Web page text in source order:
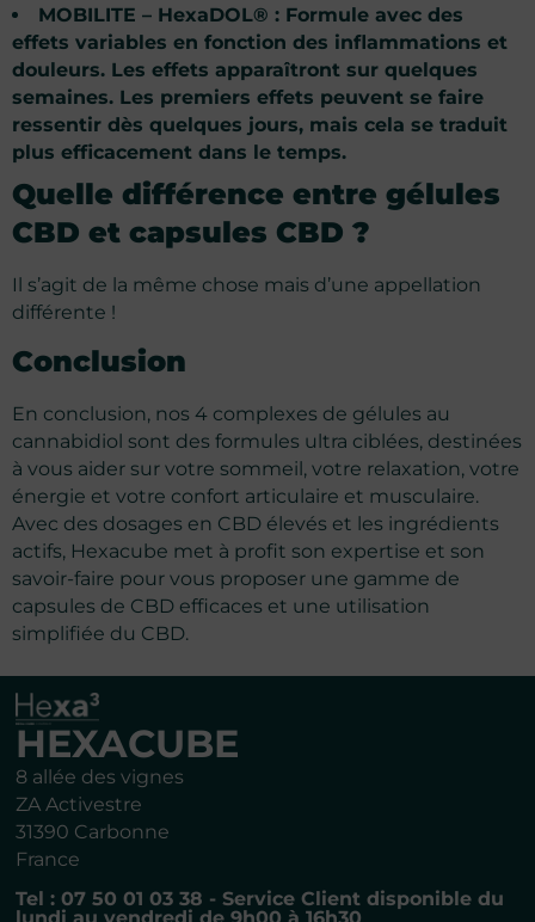
MOBILITE – HexaDOL® : Formule avec des
effets variables en fonction des inflammations et
douleurs. Les effets apparaîtront sur quelques
semaines. Les premiers effets peuvent se faire
ressentir dès quelques jours, mais cela se traduit
plus efficacement dans le temps.
Quelle différence entre gélules
CBD et capsules CBD ?
Il s’agit de la même chose mais d’une appellation
différente !
Conclusion
En conclusion, nos 4 complexes de gélules au
cannabidiol sont des formules ultra ciblées, destinées
à vous aider sur votre sommeil, votre relaxation, votre
énergie et votre confort articulaire et musculaire.
Avec des dosages en CBD élevés et les ingrédients
actifs, Hexacube met à profit son expertise et son
savoir-faire pour vous proposer une gamme de
capsules de CBD efficaces et une utilisation
simplifiée du CBD.
HEXACUBE
8 allée des vignes
ZA Activestre
31390 Carbonne
France
Tel : 07 50 01 03 38 - Service Client disponible du